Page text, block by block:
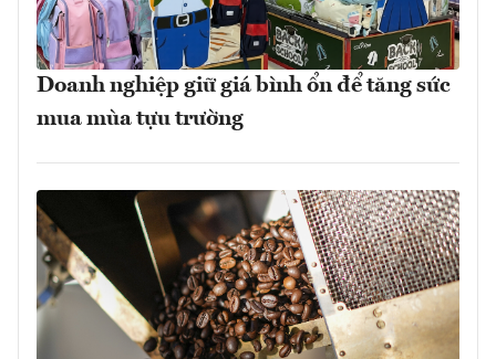
Doanh nghiệp giữ giá bình ổn để tăng sức
mua mùa tựu trường